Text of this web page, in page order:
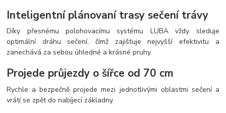
Inteligentní plánovaní trasy sečení trávy
Díky přesnému polohovacímu systému LUBA vždy sleduje
optimální dráhu sečení, čímž zajišťuje nejvyšší efektivitu a
zanechává za sebou úhledné a krásné pruhy.
Projede průjezdy o šířce od 70 cm
Rychle a bezpečně projede mezi jednotlivými oblastmi sečení a
vrátí se zpět do nabíjecí základny.